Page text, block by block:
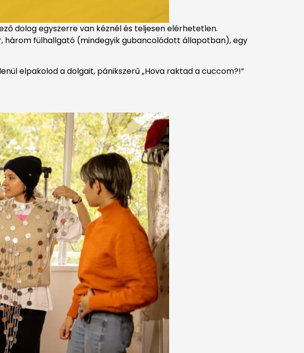
dolog egyszerre van kéznél és teljesen elérhetetlen.
három fülhallgató (mindegyik gubancolódott állapotban), egy
elpakolod a dolgait, pánikszerű „Hova raktad a cuccom?!”